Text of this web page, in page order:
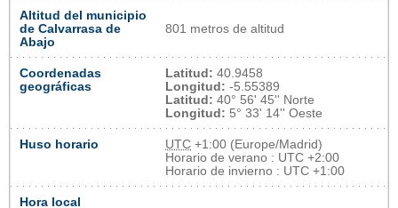
Altitud del municipio
de Calvarrasa de
Abajo
801 metros de altitud
Coordenadas
geográficas
Latitud: 40.9458
Longitud: -5.55389
Latitud: 40° 56' 45'' Norte
Longitud: 5° 33' 14'' Oeste
Huso horario UTC +1:00 (Europe/Madrid)
Horario de verano : UTC +2:00
Horario de invierno : UTC +1:00
Hora local